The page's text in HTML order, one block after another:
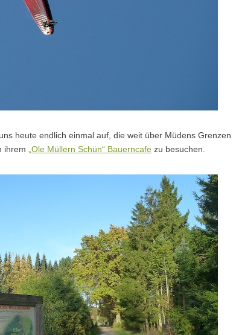
heute endlich einmal auf, die weit über Müdens Grenzen
ihrem
„Ole Müllern Schün“ Bauerncafe zu besuchen.